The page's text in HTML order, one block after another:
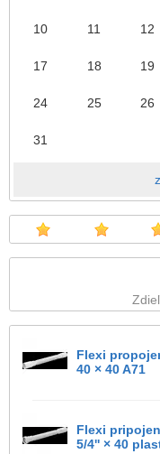
10 11 12
17 18 19
24 25 26
31
Flexi
40 × 40 A71
Flexi
5/4'' × 40